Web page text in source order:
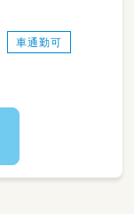
車通勤可